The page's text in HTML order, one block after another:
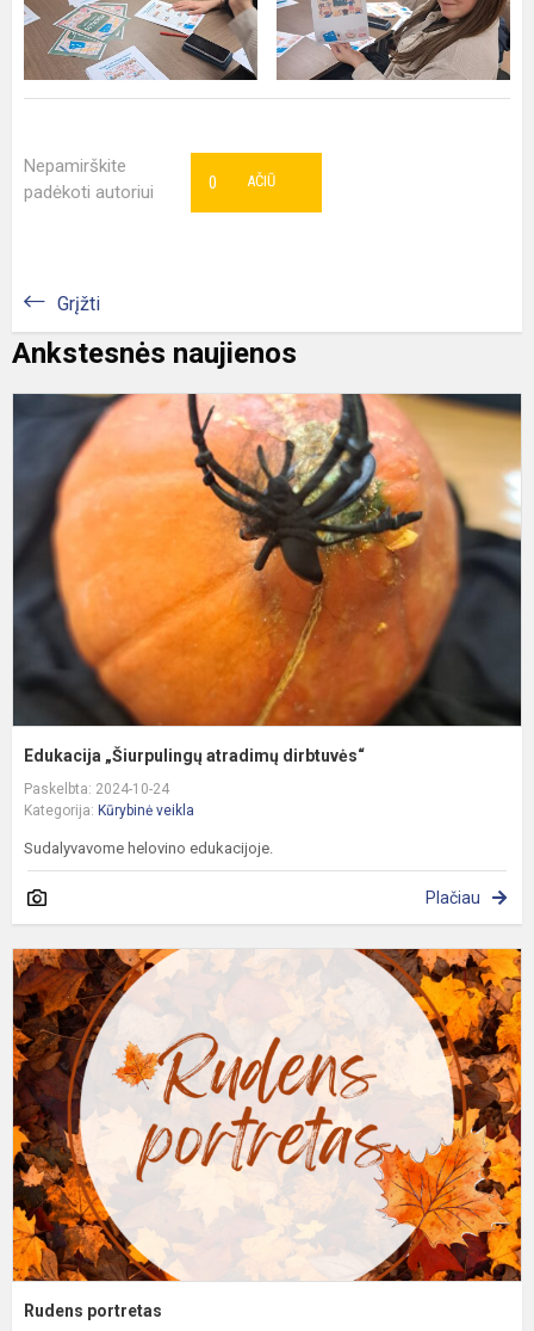
Nepamirškite
padėkoti autoriui
AČIŪ
0
Grįžti
Ankstesnės naujienos
Edukacija „Šiurpulingų atradimų dirbtuvės“
Paskelbta: 2024-10-24
Kategorija: Kūrybinė veikla
Sudalyvavome helovino edukacijoje.
Plačiau
Rudens portretas